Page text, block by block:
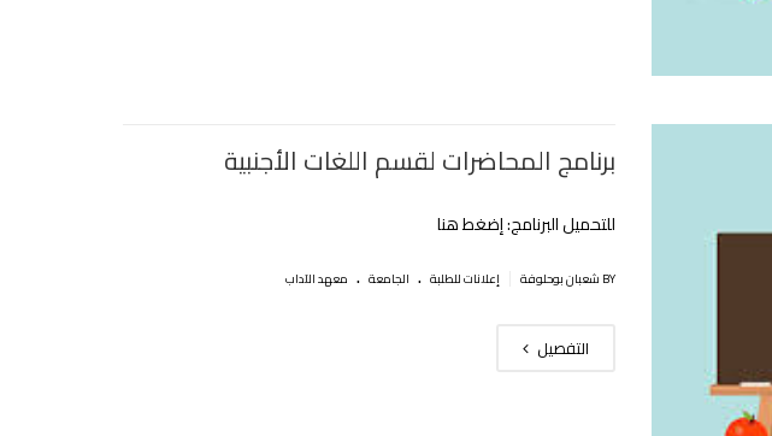
برنامج المحاضرات لقسم اللغات الأجنبية
للتحميل البرنامج: إضغط هنا
BY شعبان بوحلوفة إعلانات للطلبة . الجامعة . معهد الآداب
التفصيل